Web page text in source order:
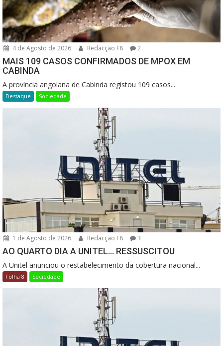
4 de Agosto de 2026 Redacção F8 2
MAIS 109 CASOS CONFIRMADOS DE MPOX EM
CABINDA
A província angolana de Cabinda registou 109 casos...
Destaque Sociedade
1 de Agosto de 2026 Redacção F8 3
AO QUARTO DIA A UNITEL… RESSUSCITOU
A Unitel anunciou o restabelecimento da cobertura nacional...
Folha 8 Sociedade